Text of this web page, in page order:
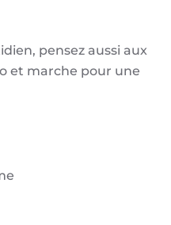
pensez aussi aux
et marche pour une